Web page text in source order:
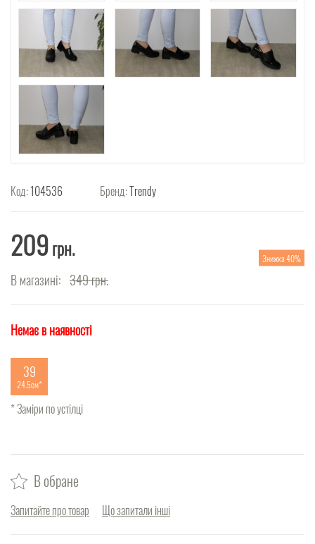
Код:104536 Бренд:Trendy
209грн.
В магазині: 349грн.
Знижка 40%
Немає в наявності
39
24.5см
* Заміри по устілці
В обране
Запитайте про товар Що запитали інші